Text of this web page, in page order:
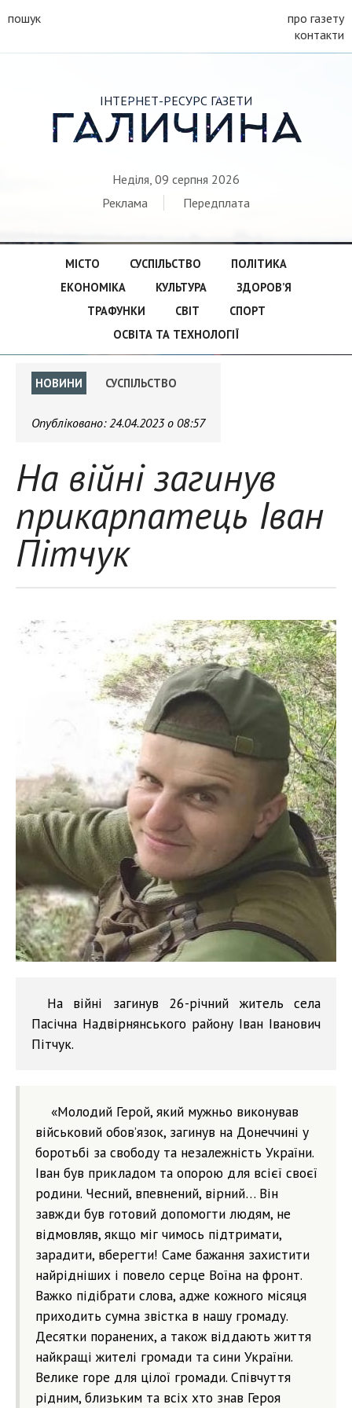
пошук
про газету
контакти
ІНТЕРНЕТ-РЕСУРС ГАЗЕТИ
ГАЛИЧИНА
Неділя, 09 серпня 2026
Реклама
Передплата
МІСТО СУСПІЛЬСТВО
ПОЛІТИКА
ЕКОНОМІКА
КУЛЬТУРА
ЗДОРОВ’Я
ТРАФУНКИ
СВІТ
СПОРТ
ОСВІТА ТА ТЕХНОЛОГІЇ
НОВИНИ СУСПІЛЬСТВО
Опубліковано:24.04.2023 о 08:57
На війні загинув
прикарпатець Іван
Пітчук
На війні загинув 26-річний житель села
Пасічна Надвірнянського району Іван Іванович
Пітчук.
«Молодий Герой, який мужньо виконував
військовий обов’язок, загинув на Донеччині у
боротьбі за свободу та незалежність України.
Іван був прикладом та опорою для всієї своєї
родини. Чесний, впевнений, вірний… Він
завжди був готовий допомогти людям, не
відмовляв, якщо міг чимось підтримати,
зарадити, вберегти! Саме бажання захистити
найрідніших і повело серце Воїна на фронт.
Важко підібрати слова, адже кожного місяця
приходить сумна звістка в нашу громаду.
Десятки поранених, а також віддають життя
найкращі жителі громади та сини України.
Велике горе для цілої громади. Співчуття
рідним, близьким та всіх хто знав Героя